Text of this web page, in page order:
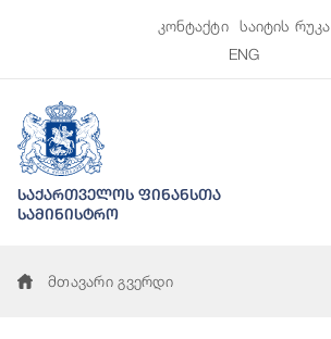
კონტაქტი
საიტის რუკა
ENG
საქართველოს ფინანსთა
სამინისტრო
მთავარი გვერდი